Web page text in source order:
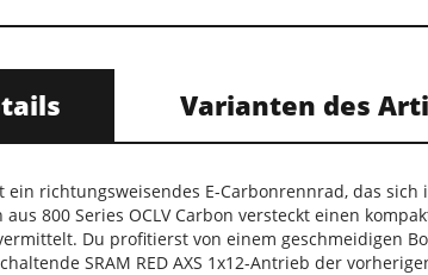
Varianten des
ein richtungsweisendes E-Carbonrennrad, das
aus 800 Series OCLV Carbon versteckt einen
Du profitierst von einem geschmeidigen
SRAM RED AXS 1x12-Antrieb der